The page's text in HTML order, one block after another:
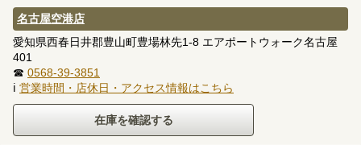
名古屋空港店
愛知県西春日井郡豊山町豊場林先1-8 エアポートウォーク名古屋
401
☎ 0568-39-3851
ℹ 営業時間・店休日・アクセス情報はこちら